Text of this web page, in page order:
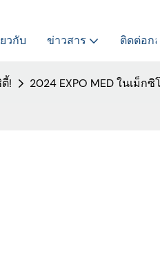
ยวกับ ข่าวสาร ติดต่อก
! 2024 EXPO MED ในเม็กซิ